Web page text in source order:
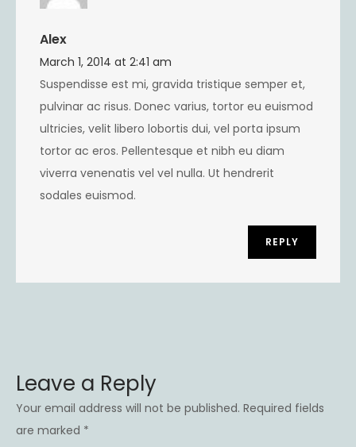
Alex
March 1, 2014 at 2:41 am
Suspendisse est mi, gravida tristique semper et,
pulvinar ac risus. Donec varius, tortor eu euismod
ultricies, velit libero lobortis dui, vel porta ipsum
tortor ac eros. Pellentesque et nibh eu diam
viverra venenatis vel vel nulla. Ut hendrerit
sodales euismod.
REPLY
Leave a Reply
Your email address will not be published. Required fields
are marked *